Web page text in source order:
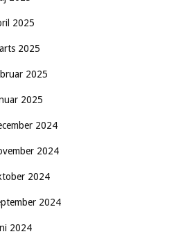
2025
2025
2025
2025
2024
2024
2024
2024
2024